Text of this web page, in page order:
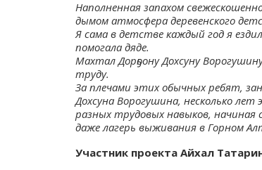
Наполненная запахом
дымом атмосфера деревенского
Я сама в детстве каждый год я
помогала дяде.
Махтал Дорҕоону Дохсуну
труду.
За плечами этих обычных ребят,
Дохсуна Ворогушина, несколько
разных трудовых навыков, начиная
даже лагерь выживания в Горном
Участник проекта Айхал